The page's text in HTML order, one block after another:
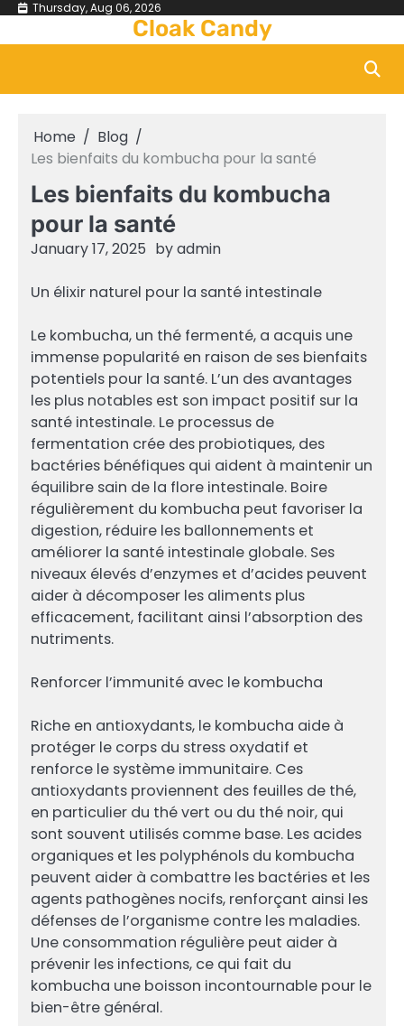
Skip Thursday, Aug 06, 2026
Cloak Candy
Home
Blog
Les bienfaits du kombucha pour la santé
Les bienfaits du kombucha
pour la santé
January 17, 2025 byadmin
Un élixir naturel pour la santé intestinale
Le kombucha, un thé fermenté, a acquis une
immense popularité en raison de ses bienfaits
potentiels pour la santé. L’un des avantages
les plus notables est son impact positif sur la
santé intestinale. Le processus de
fermentation crée des probiotiques, des
bactéries bénéfiques qui aident à maintenir un
équilibre sain de la flore intestinale. Boire
régulièrement du kombucha peut favoriser la
digestion, réduire les ballonnements et
améliorer la santé intestinale globale. Ses
niveaux élevés d’enzymes et d’acides peuvent
aider à décomposer les aliments plus
efficacement, facilitant ainsi l’absorption des
nutriments.
Renforcer l’immunité avec le kombucha
Riche en antioxydants, le kombucha aide à
protéger le corps du stress oxydatif et
renforce le système immunitaire. Ces
antioxydants proviennent des feuilles de thé,
en particulier du thé vert ou du thé noir, qui
sont souvent utilisés comme base. Les acides
organiques et les polyphénols du kombucha
peuvent aider à combattre les bactéries et les
agents pathogènes nocifs, renforçant ainsi les
défenses de l’organisme contre les maladies.
Une consommation régulière peut aider à
prévenir les infections, ce qui fait du
kombucha une boisson incontournable pour le
bien-être général.